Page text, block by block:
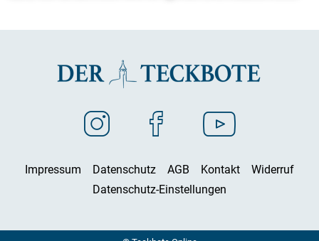
Impressum Datenschutz AGB Kontakt
Widerruf
Datenschutz-Einstellungen